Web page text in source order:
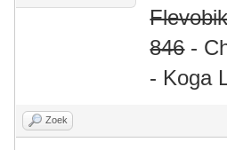
846-
- Koga
Zoek